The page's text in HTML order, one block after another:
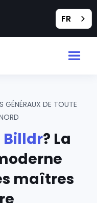
FR
GÉNÉRAUX DE TOUTE
Billdr? La
maîtres